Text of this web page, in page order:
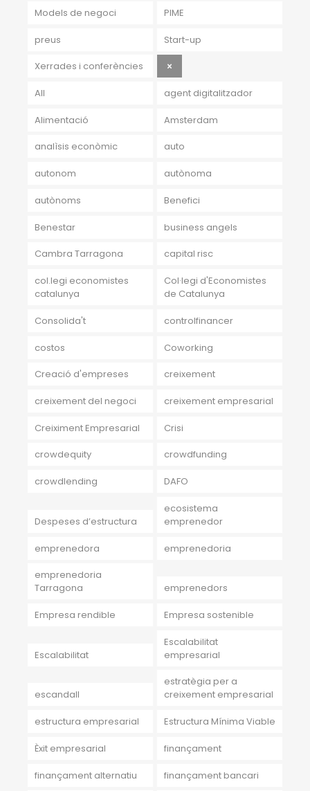
Models de negoci PIME
preus Start-up
Xerrades i conferències
All agent digitalitzador
Alimentació Amsterdam
analìsis econòmic auto
autonom autònoma
autònoms Benefici
Benestar business angels
Cambra Tarragona capital risc
col.legi economistes
catalunya
Col·legi d'Economistes
de Catalunya
Consolida't controlfinancer
costos Coworking
Creació d'empreses creixement
creixement del negoci creixement empresarial
Creiximent Empresarial Crisi
crowdequity crowdfunding
crowdlending DAFO
Despeses d’estructura
ecosistema
emprenedor
emprenedora emprenedoria
emprenedoria
Tarragona
emprenedors
Empresa rendible Empresa sostenible
Escalabilitat
Escalabilitat
empresarial
escandall
estratègia per a
creixement empresarial
estructura empresarial Estructura Mínima Viable
Èxit empresarial finançament
finançament alternatiu finançament bancari